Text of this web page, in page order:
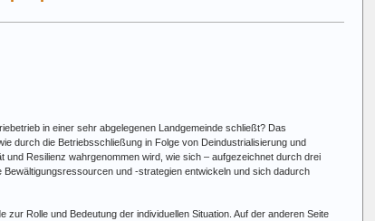
in einer sehr abgelegenen Landgemeinde schließt? Das
durch die Betriebsschließung in Folge von Deindustrialisierung und
und Resilienz wahrgenommen wird, wie sich – aufgezeichnet durch drei
und -strategien entwickeln und sich dadurch
Rolle und Bedeutung der individuellen Situation. Auf der anderen Seite